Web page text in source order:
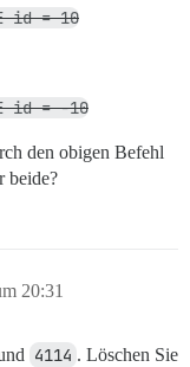
id = 10
id = -10
den obigen Befehl
beide?
20:31
4114 . Löschen Sie